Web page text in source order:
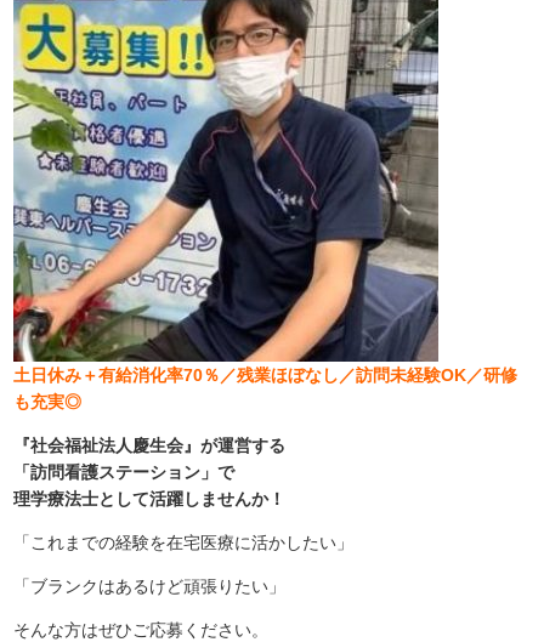
土日休み＋有給消化率70％／残業ほぼなし／訪問未経験OK／研修
も充実◎
『社会福祉法人慶生会』が運営する
「訪問看護ステーション」で
理学療法士として活躍しませんか！
「これまでの経験を在宅医療に活かしたい」
「ブランクはあるけど頑張りたい」
そんな方はぜひご応募ください。